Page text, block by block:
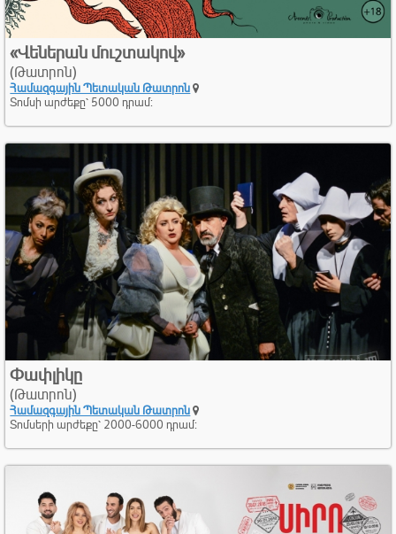
«Վեներան մուշտակով»
(Թատրոն)
Համազգային Պետական Թատրոն
Տոմսի արժեքը՝ 5000 դրամ:
Փափլիկը
(Թատրոն)
Համազգային Պետական Թատրոն
Տոմսերի արժեքը՝ 2000-6000 դրամ: